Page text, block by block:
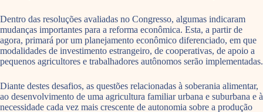
Dentro das resoluções avaliadas no Congresso, algumas indicaram
mudanças importantes para a reforma econômica. Esta, a partir de
agora, primará por um planejamento econômico diferenciado, em que
modalidades de investimento estrangeiro, de cooperativas, de apoio a
pequenos agricultores e trabalhadores autônomos serão implementadas.
Diante destes desafios, as questões relacionadas à soberania alimentar,
ao desenvolvimento de uma agricultura familiar urbana e suburbana e à
necessidade cada vez mais crescente de autonomia sobre a produção